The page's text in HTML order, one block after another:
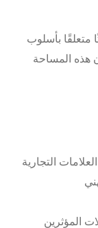
متعلقًا بأسلوب
هذه المساحة
التجارية
المؤثرين